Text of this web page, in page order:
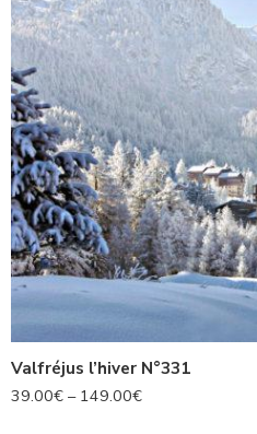
Valfréjus l’hiver N°331
39.00€ – 149.00€